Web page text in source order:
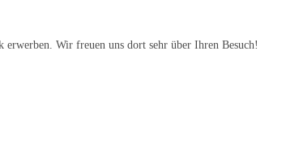
erwerben. Wir freuen uns dort sehr über Ihren Besuch!